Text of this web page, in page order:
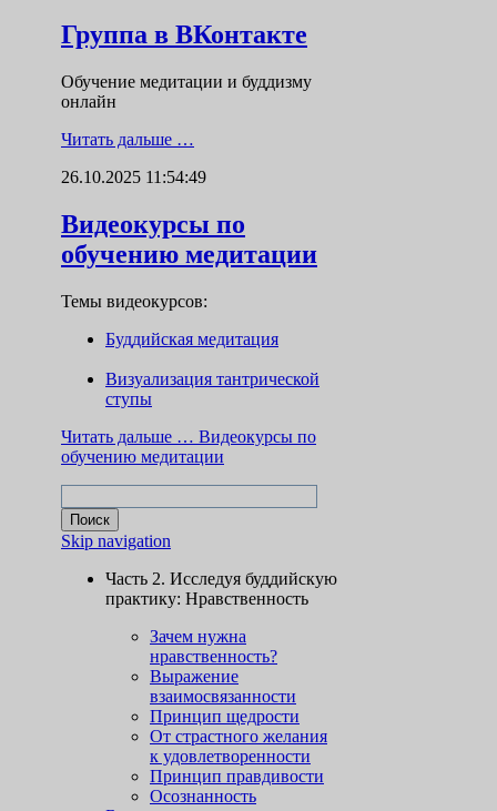
Группа в ВКонтакте
Обучение медитации и буддизму
онлайн
Читать дальше …
26.10.2025 11:54:49
Видеокурсы по
обучению медитации
Темы видеокурсов:
Буддийская медитация
Визуализация тантрической
ступы
Читать дальше … Видеокурсы по
обучению медитации
Skip navigation
Часть 2. Исследуя буддийскую
практику: Нравственность
Зачем нужна
нравственность?
Выражение
взаимосвязанности
Принцип щедрости
От страстного желания
к удовлетворенности
Принцип правдивости
Осознанность